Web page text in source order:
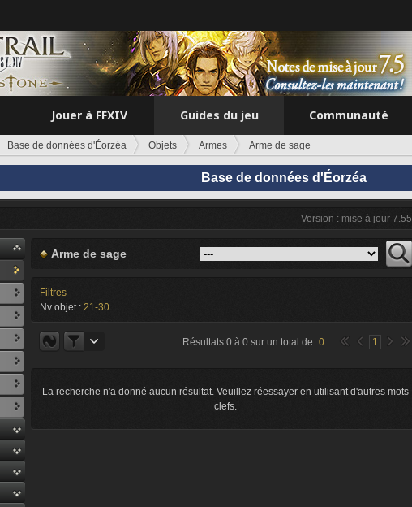
Jouer à FFXIV Guides du jeu Communauté
Base de données d'Éorzéa Objets Armes Arme de sage
Base de données d'Éorzéa
Version : mise à jour 7.55
Arme de sage
Filtres
Nv objet : 21-30
Résultats 0 à 0 sur un total de 0 1
La recherche n'a donné aucun résultat. Veuillez réessayer en utilisant d'autres mots
clefs.